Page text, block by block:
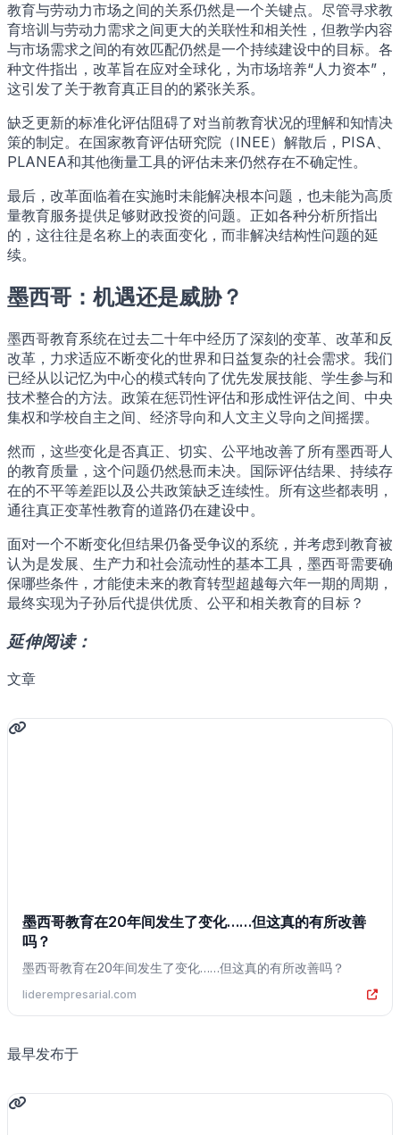
教育与劳动力市场之间的关系仍然是一个关键点。尽管寻求教
育培训与劳动力需求之间更大的关联性和相关性，但教学内容
与市场需求之间的有效匹配仍然是一个持续建设中的目标。各
种文件指出，改革旨在应对全球化，为市场培养“人力资本”，
这引发了关于教育真正目的的紧张关系。
缺乏更新的标准化评估阻碍了对当前教育状况的理解和知情决
策的制定。在国家教育评估研究院（INEE）解散后，PISA、
PLANEA和其他衡量工具的评估未来仍然存在不确定性。
最后，改革面临着在实施时未能解决根本问题，也未能为高质
量教育服务提供足够财政投资的问题。正如各种分析所指出
的，这往往是名称上的表面变化，而非解决结构性问题的延
续。
墨西哥：机遇还是威胁？
墨西哥教育系统在过去二十年中经历了深刻的变革、改革和反
改革，力求适应不断变化的世界和日益复杂的社会需求。我们
已经从以记忆为中心的模式转向了优先发展技能、学生参与和
技术整合的方法。政策在惩罚性评估和形成性评估之间、中央
集权和学校自主之间、经济导向和人文主义导向之间摇摆。
然而，这些变化是否真正、切实、公平地改善了所有墨西哥人
的教育质量，这个问题仍然悬而未决。国际评估结果、持续存
在的不平等差距以及公共政策缺乏连续性。所有这些都表明，
通往真正变革性教育的道路仍在建设中。
面对一个不断变化但结果仍备受争议的系统，并考虑到教育被
认为是发展、生产力和社会流动性的基本工具，墨西哥需要确
保哪些条件，才能使未来的教育转型超越每六年一期的周期，
最终实现为子孙后代提供优质、公平和相关教育的目标？
延伸阅读：
文章
墨西哥教育在20年间发生了变化……但这真的有所改善
吗？
墨西哥教育在20年间发生了变化……但这真的有所改善吗？
liderempresarial.com
最早发布于